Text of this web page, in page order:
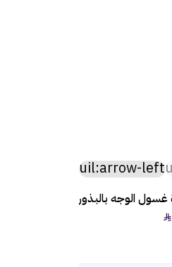
uil:arrow-left
الوجه بالبذور السوداء